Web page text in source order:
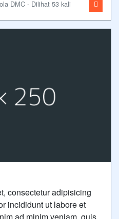
DMC - Dilihat 53 kali
consectetur adipisicing
incididunt ut labore et